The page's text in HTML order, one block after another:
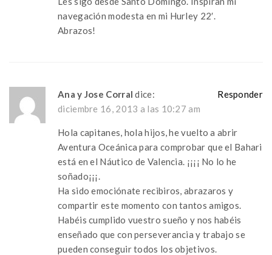
navegación modesta en mi Hurley 22′.
Abrazos!
Ana y Jose Corral dice:
diciembre 16, 2013 a las 10:27 am
Hola capitanes, hola hijos, he vuelto a abrir
Aventura Oceánica para comprobar que el Bahari
está en el Náutico de Valencia. ¡¡¡¡ No lo he
soñado¡¡¡.
Ha sido emociónate recibiros, abrazaros y
compartir este momento con tantos amigos.
Habéis cumplido vuestro sueño y nos habéis
enseñado que con perseverancia y trabajo se
pueden conseguir todos los objetivos.
Responder